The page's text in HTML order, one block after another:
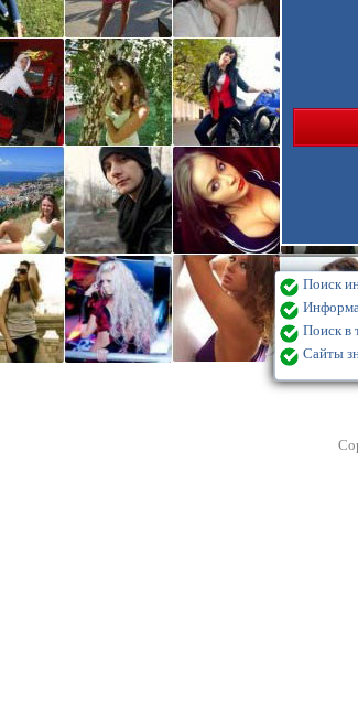
Поиск
Поиск в
Сайты